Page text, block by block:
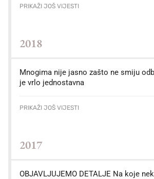
PRIKAŽI JOŠ VIJESTI
2018
Mnogima nije jasno zašto ne smiju
je vrlo jednostavna
PRIKAŽI JOŠ VIJESTI
2017
OBJAVLJUJEMO DETALJE Na koje